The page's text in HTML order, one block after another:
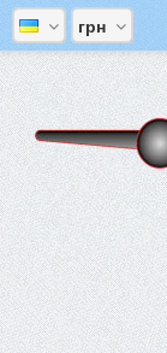
грн